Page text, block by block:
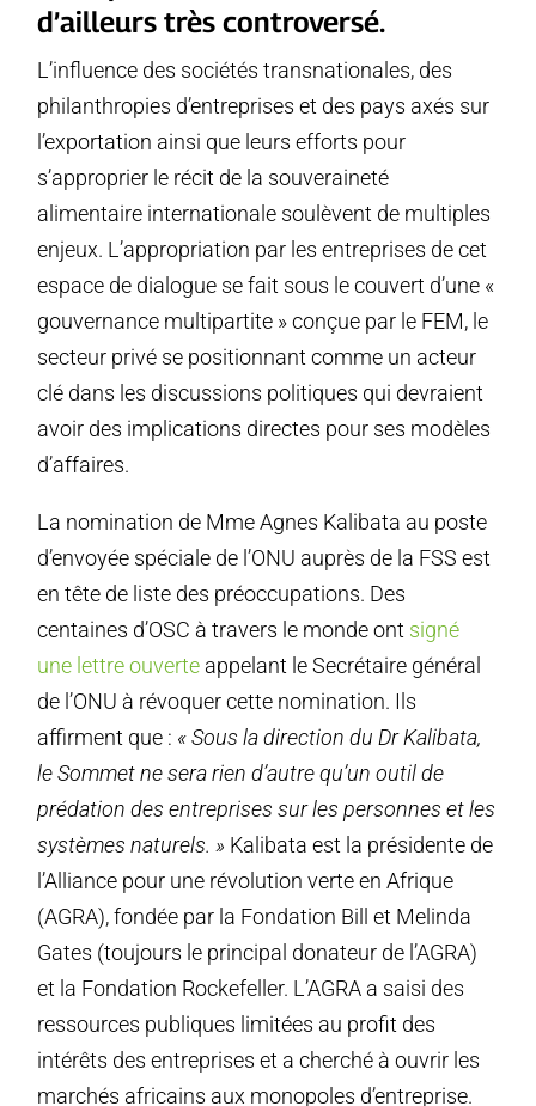
d’ailleurs très controversé.
L’influence des sociétés transnationales, des
philanthropies d’entreprises et des pays axés sur
l’exportation ainsi que leurs efforts pour
s’approprier le récit de la souveraineté
alimentaire internationale soulèvent de multiples
enjeux. L’appropriation par les entreprises de cet
espace de dialogue se fait sous le couvert d’une «
gouvernance multipartite » conçue par le FEM, le
secteur privé se positionnant comme un acteur
clé dans les discussions politiques qui devraient
avoir des implications directes pour ses modèles
d’affaires.
La nomination de Mme Agnes Kalibata au poste
d’envoyée spéciale de l’ONU auprès de la FSS est
en tête de liste des préoccupations. Des
centaines d’OSC à travers le monde ont signé
une lettre ouverte appelant le Secrétaire général
de l’ONU à révoquer cette nomination. Ils
affirment que : « Sous la direction du Dr Kalibata,
le Sommet ne sera rien d’autre qu’un outil de
prédation des entreprises sur les personnes et les
systèmes naturels. » Kalibata est la présidente de
l’Alliance pour une révolution verte en Afrique
(AGRA), fondée par la Fondation Bill et Melinda
Gates (toujours le principal donateur de l’AGRA)
et la Fondation Rockefeller. L’AGRA a saisi des
ressources publiques limitées au profit des
intérêts des entreprises et a cherché à ouvrir les
marchés africains aux monopoles d’entreprise.